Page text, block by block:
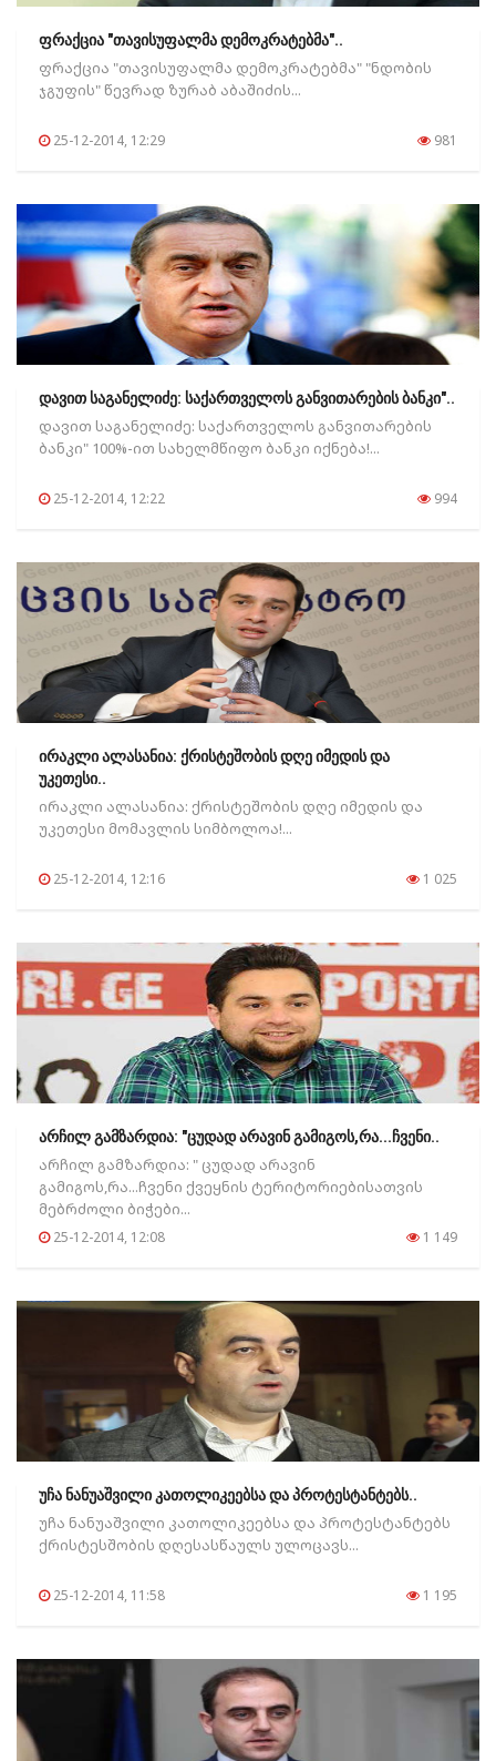
ფრაქცია "თავისუფალმა დემოკრატებმა"..
ფრაქცია "თავისუფალმა დემოკრატებმა" "ნდობის
ჯგუფის" წევრად ზურაბ აბაშიძის...
25-12-2014, 12:29 981
დავით საგანელიძე: საქართველოს განვითარების ბანკი"..
დავით საგანელიძე: საქართველოს განვითარების
ბანკი" 100%-ით სახელმწიფო ბანკი იქნება!...
25-12-2014, 12:22 994
ირაკლი ალასანია: ქრისტეშობის დღე იმედის და
უკეთესი..
ირაკლი ალასანია: ქრისტეშობის დღე იმედის და
უკეთესი მომავლის სიმბოლოა!...
25-12-2014, 12:16 1 025
არჩილ გამზარდია: "ცუდად არავინ გამიგოს,რა...ჩვენი..
არჩილ გამზარდია: " ცუდად არავინ
გამიგოს,რა...ჩვენი ქვეყნის ტერიტორიებისათვის
მებრძოლი ბიჭები...
25-12-2014, 12:08 1 149
უჩა ნანუაშვილი კათოლიკეებსა და პროტესტანტებს..
უჩა ნანუაშვილი კათოლიკეებსა და პროტესტანტებს
ქრისტესშობის დღესასწაულს ულოცავს...
25-12-2014, 11:58 1 195